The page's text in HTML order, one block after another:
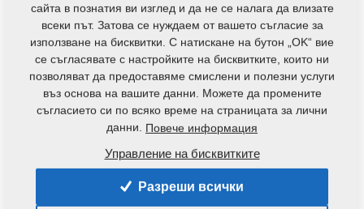
Код на продукта: 4008357
Частта може да се използва при следните
сайта в познатия ви изглед и да не се налага да влизате
всеки път. Затова се нуждаем от вашето съгласие за
използване на бисквитки. С натискане на бутон „OK“ вие
се съгласявате с настройките на бисквитките, които ни
позволяват да предоставяме смислени и полезни услуги
въз основа на вашите данни. Можете да промените
съгласието си по всяко време на страницата за лични
данни. Повече информация
Управление на бисквитките
Разреши всички